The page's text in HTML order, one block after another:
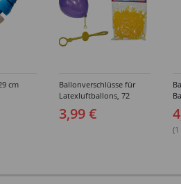
cm
Ballonverschlüsse für
Latexluftballons, 72
Stück
3,99 €
(1